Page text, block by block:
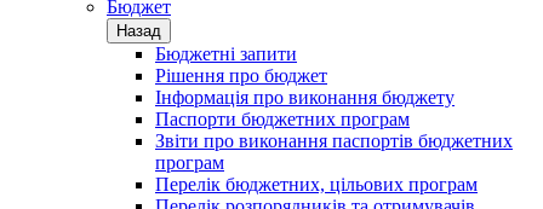
Бюджет
Назад
Бюджетні запити
Рішення про бюджет
Інформація про виконання бюджету
Паспорти бюджетних програм
Звіти про виконання паспортів бюджетних
програм
Перелік бюджетних, цільових програм